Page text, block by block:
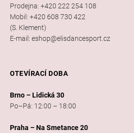
Prodejna: +420 222 254 108
Mobil: +420 608 730 422
(S. Klement)
E-mail: eshop@elisdancesport.cz
OTEVÍRACÍ DOBA
Brno – Lidická 30
Po–Pá: 12:00 – 18:00
Praha – Na Smetance 20